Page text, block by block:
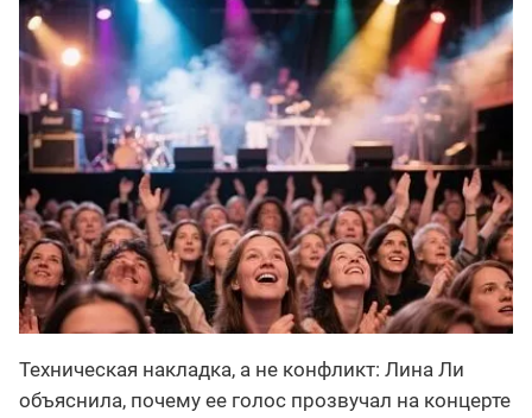
Техническая накладка, а не конфликт: Лина Ли
объяснила, почему ее голос прозвучал на концерте